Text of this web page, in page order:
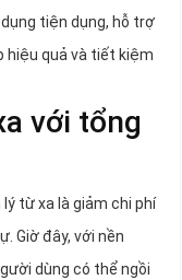
tiện dụng, hỗ trợ
hiệu quả và tiết kiệm
với tổng
từ xa là giảm chi phí
Giờ đây, với nền
dùng có thể ngồi